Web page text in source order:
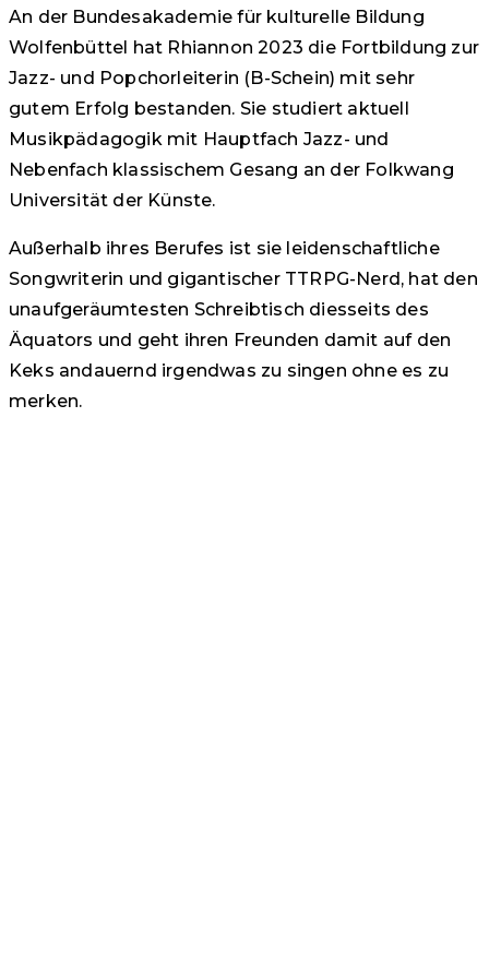
An der Bundesakademie für kulturelle Bildung
Wolfenbüttel hat Rhiannon 2023 die Fortbildung zur
Jazz- und Popchorleiterin (B-Schein) mit sehr
gutem Erfolg bestanden. Sie studiert aktuell
Musikpädagogik mit Hauptfach Jazz- und
Nebenfach klassischem Gesang an der Folkwang
Universität der Künste.
Außerhalb ihres Berufes ist sie leidenschaftliche
Songwriterin und gigantischer TTRPG-Nerd, hat den
unaufgeräumtesten Schreibtisch diesseits des
Äquators und geht ihren Freunden damit auf den
Keks andauernd irgendwas zu singen ohne es zu
merken.